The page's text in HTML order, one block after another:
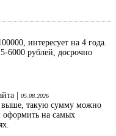
интересует на 4 года.
6000 рублей, досрочно
|
05.08.2026
выше, такую сумму можно
оформить на самых